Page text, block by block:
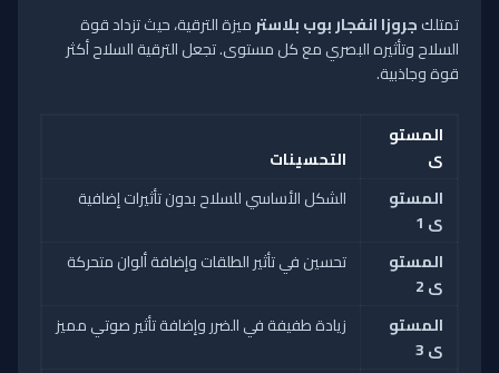
تمتلكجروزا انفجار بوب بلاسترميزة الترقية، حيث تزداد قوة
السلاح وتأثيره البصري مع كل مستوى. تجعل الترقية السلاح أكثر
قوة وجاذبية.
المستو
ى
التحسينات
المستو
ى 1
الشكل الأساسي للسلاح بدون تأثيرات إضافية
المستو
ى 2
تحسين في تأثير الطلقات وإضافة ألوان متحركة
المستو
ى 3
زيادة طفيفة في الضرر وإضافة تأثير صوتي مميز